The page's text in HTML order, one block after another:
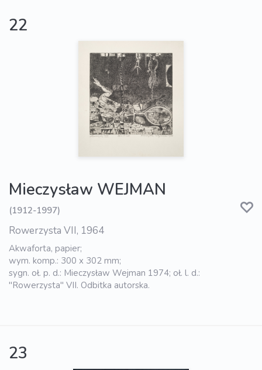
22
Mieczysław WEJMAN
(1912-1997)
Rowerzysta VII, 1964
Akwaforta, papier;
wym. komp.: 300 x 302 mm;
sygn. oł. p. d.: Mieczysław Wejman 1974; oł. l. d.:
"Rowerzysta" VII. Odbitka autorska.
23